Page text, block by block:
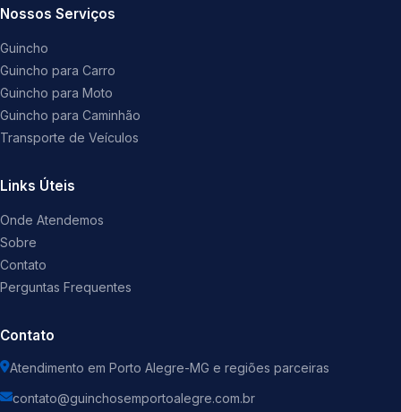
Nossos Serviços
Guincho
Guincho para Carro
Guincho para Moto
Guincho para Caminhão
Transporte de Veículos
Links Úteis
Onde Atendemos
Sobre
Contato
Perguntas Frequentes
Contato
Atendimento em Porto Alegre-MG e regiões parceiras
contato@guinchosemportoalegre.com.br